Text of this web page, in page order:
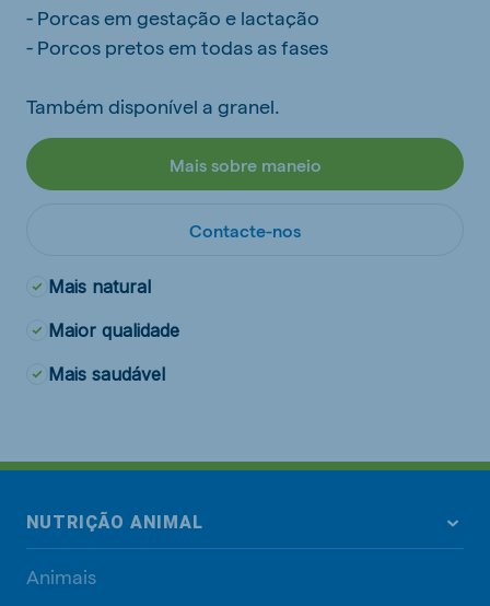
- Porcas em gestação e lactação
- Porcos pretos em todas as fases
Também disponível a granel.
Mais sobre maneio
Contacte-nos
Mais natural
Maior qualidade
Mais saudável
NUTRIÇÃO ANIMAL
Animais